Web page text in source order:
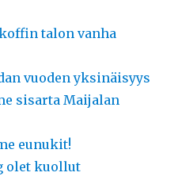
talon vanha
vuoden yksinäisyys
sisarta Maijalan
eunukit!
olet kuollut